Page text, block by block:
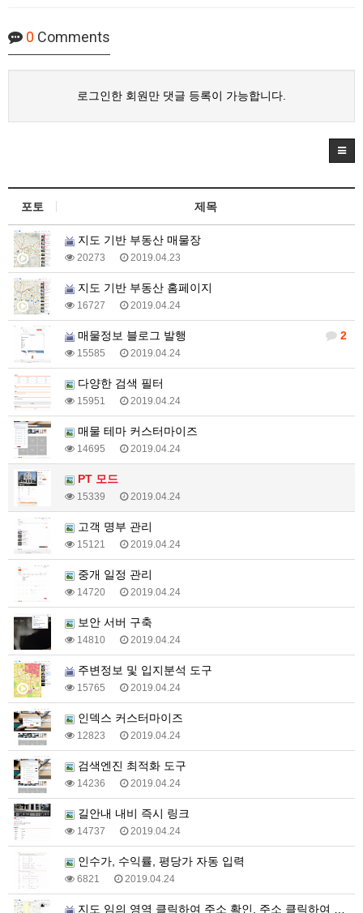
0 Comments
로그인한 회원만 댓글 등록이 가능합니다.
포토 제목
지도 기반 부동산 매물장
20273 2019.04.23
지도 기반 부동산 홈페이지
16727 2019.04.24
2
매물정보 블로그 발행
15585 2019.04.24
다양한 검색 필터
15951 2019.04.24
매물 테마 커스터마이즈
14695 2019.04.24
PT 모드
15339 2019.04.24
고객 명부 관리
15121 2019.04.24
중개 일정 관리
14720 2019.04.24
보안 서버 구축
14810 2019.04.24
주변정보 및 입지분석 도구
15765 2019.04.24
인덱스 커스터마이즈
12823 2019.04.24
검색엔진 최적화 도구
14236 2019.04.24
길안내 내비 즉시 링크
14737 2019.04.24
인수가, 수익률, 평당가 자동 입력
6821 2019.04.24
지도 임의 영역 클릭하여 주소 확인, 주소 클릭하여 빠…